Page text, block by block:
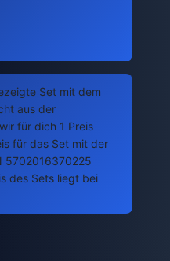
Set mit dem
aus der
für dich 1 Preis
für das Set mit der
5702016370225
des Sets liegt bei